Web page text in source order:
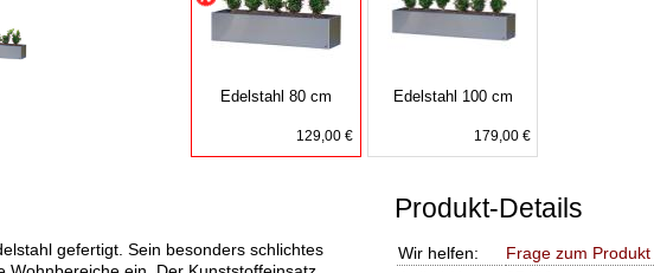
Edelstahl 80 cm
129,00 €
Edelstahl 100 cm
179,00 €
gefertigt. Sein besonders schlichtes
Produkt-Details
Wir helfen:
Frage zum Produkt